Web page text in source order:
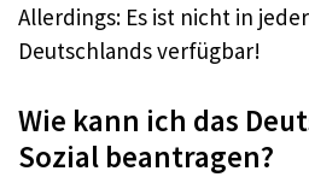
Allerdings: Es ist nicht in
Deutschlands verfügbar!
Wie kann ich das
Sozial beantragen?